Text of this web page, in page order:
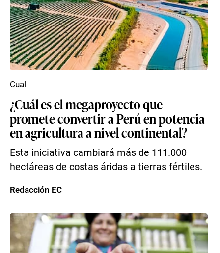
¿Cuál es el megaproyecto que
promete convertir a Perú en potencia
en agricultura a nivel continental?
Esta iniciativa cambiará más de 111.000
hectáreas de costas áridas a tierras fértiles.
Cual
Redacción EC